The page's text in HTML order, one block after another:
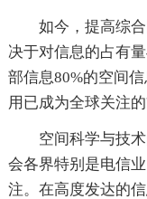
如今，提高综
决于对信息的占有
部信息80%的空间
用已成为全球关注的'
空间科学与技
会各界特别是电信
注。在高度发达的